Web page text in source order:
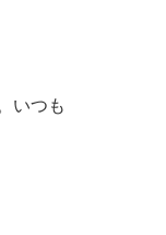
いつも